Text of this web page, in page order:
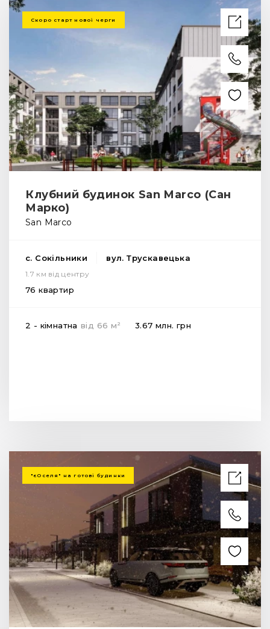
Скоро старт нової черги
Клубний будинок San Marco (Сан
Марко)
San Marco
с. Сокільники вул. Трускавецька
1.7 км від центру
76 квартир
2 - кімнатна від 66 м 2 3.67 млн. грн
"єОселя" на готові будинки